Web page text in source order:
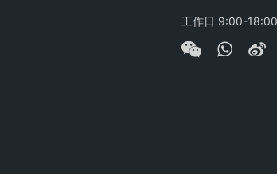
工作日 9:00-18:00